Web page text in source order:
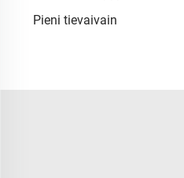
Pieni tievaivain